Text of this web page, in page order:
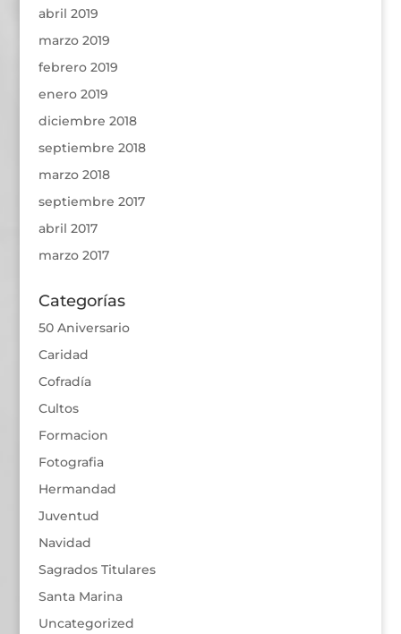
abril 2019
marzo 2019
febrero 2019
enero 2019
diciembre 2018
septiembre 2018
marzo 2018
septiembre 2017
abril 2017
marzo 2017
Categorías
50 Aniversario
Caridad
Cofradía
Cultos
Formacion
Fotografia
Hermandad
Juventud
Navidad
Sagrados Titulares
Santa Marina
Uncategorized